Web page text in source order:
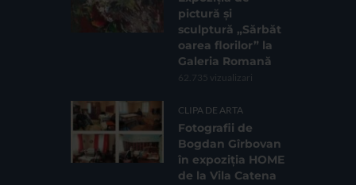
pictură și
sculptură „Sărbăt
oarea florilor” la
Galeria Romană
62.735 vizualizari
CLIPA DE ARTA
Fotografii de
Bogdan Gîrbovan
în expoziția HOME
de la Vila Catena